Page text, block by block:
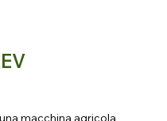
macchina agricola